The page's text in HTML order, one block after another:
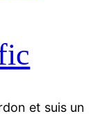
et suis un